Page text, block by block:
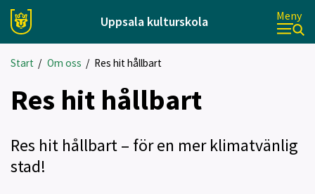
Uppsala kulturskola Meny
Start / Om oss / Res hit hållbart
Res hit hållbart
Res hit hållbart – för en mer klimatvänlig
stad!